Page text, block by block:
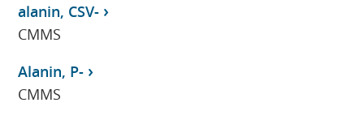
alanin, CSV-
CMMS
Alanin, P-
CMMS